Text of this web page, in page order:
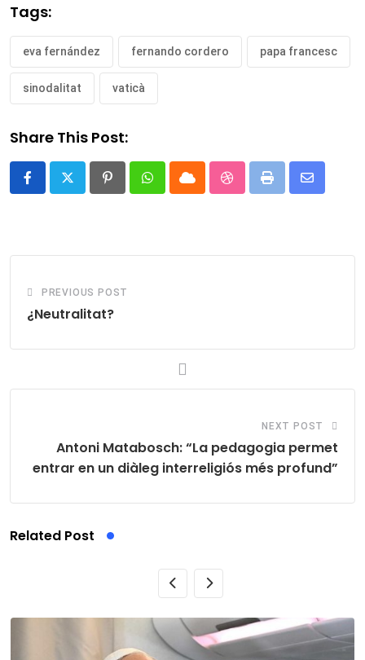
Tags:
eva fernández fernando cordero papa francesc
sinodalitat vaticà
Share This Post:
PinterestWhatsappCloud StumbleUpon
Print
Share
PREVIOUS POST
¿Neutralitat?
NEXT POST
Antoni Matabosch: “La pedagogia permet
entrar en un diàleg interreligiós més profund”
Related Post